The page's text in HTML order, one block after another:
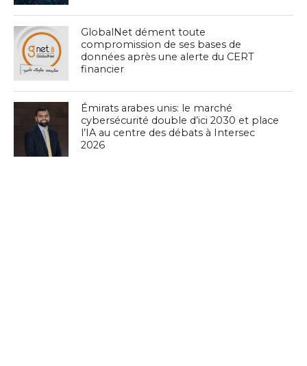
GlobalNet dément toute
compromission de ses bases de
données après une alerte du CERT
financier
Émirats arabes unis: le marché
cybersécurité double d’ici 2030 et place
l’IA au centre des débats à Intersec
2026